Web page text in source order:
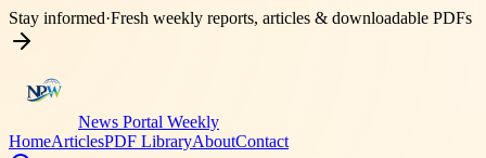
Stay informed·Fresh weekly reports, articles & downloadable PDFs
News Portal Weekly
HomeArticlesPDF LibraryAboutContact